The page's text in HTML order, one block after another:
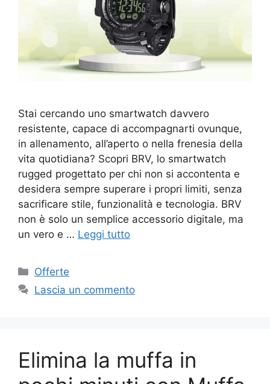
Stai cercando uno smartwatch davvero
resistente, capace di accompagnarti ovunque,
in allenamento, all’aperto o nella frenesia della
vita quotidiana? Scopri BRV, lo smartwatch
rugged progettato per chi non si accontenta e
desidera sempre superare i propri limiti, senza
sacrificare stile, funzionalità e tecnologia. BRV
non è solo un semplice accessorio digitale, ma
un vero e … Leggi tutto
Categorie
Offerte
Lascia un commento
Elimina la muffa in